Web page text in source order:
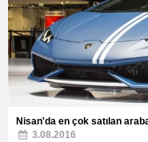
Nisan'da en çok satılan
3.08.2016